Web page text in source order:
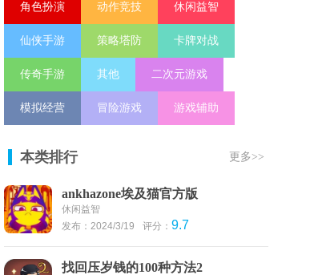
角色扮演 动作竞技 休闲益智
仙侠手游 策略塔防 卡牌对战
传奇手游 其他 二次元游戏
模拟经营 冒险游戏 游戏辅助
本类排行 更多>>
ankhazone埃及猫官方版
休闲益智
发布：2024/3/19
评分： 9.7
找回压岁钱的100种方法2